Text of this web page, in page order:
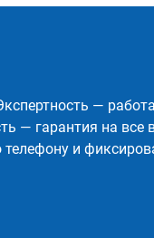
—
— гарантия на все
и